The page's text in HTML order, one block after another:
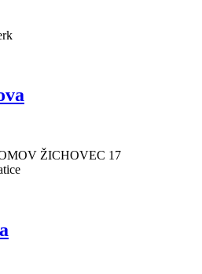
ŽICHOVEC 17